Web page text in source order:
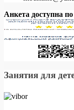
Анкета доступна
Занятия для